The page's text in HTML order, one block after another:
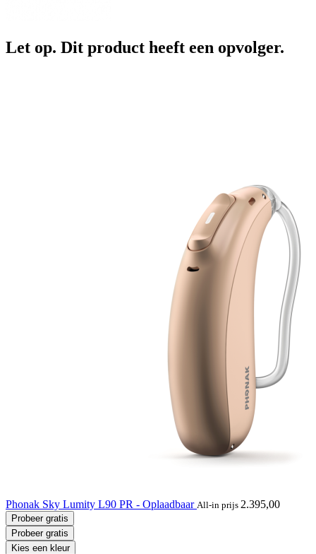
Let op. Dit product heeft een opvolger.
Phonak Sky Lumity L90 PR - Oplaadbaar All-in prijs 2.395,00
Probeer gratis
Probeer gratis
Kies een kleur